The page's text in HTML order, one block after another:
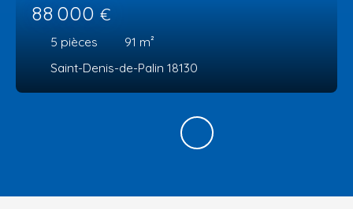
88 000 €
5 pièces 91 m²
Saint-Denis-de-Palin 18130